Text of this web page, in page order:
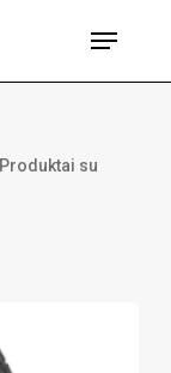
Menu
Produktai su
Uždaryti